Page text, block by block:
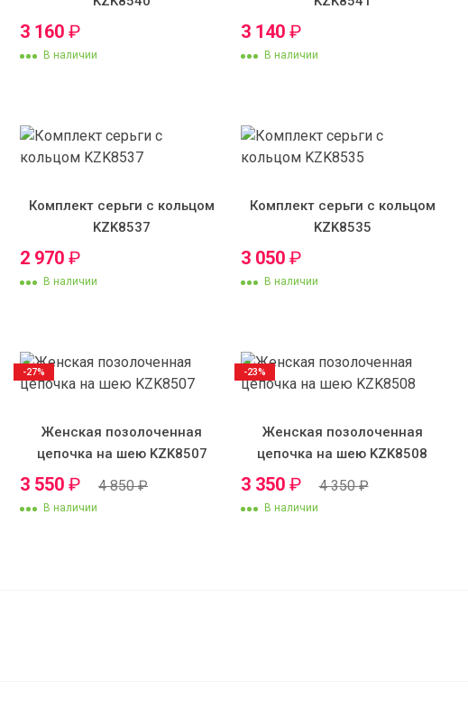
3 160 ₽
В наличии
3 140 ₽
В наличии
Комплект серьги с кольцом
KZK8537
2 970 ₽
В наличии
Комплект серьги с кольцом
KZK8535
3 050 ₽
В наличии
Женская позолоченная
цепочка на шею KZK8507
3 550 ₽ 4 850₽
В наличии
-27%
Женская позолоченная
цепочка на шею KZK8508
3 350 ₽ 4 350₽
В наличии
-23%